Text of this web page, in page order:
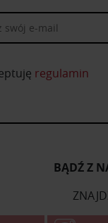
regulamin
BĄDŹ Z